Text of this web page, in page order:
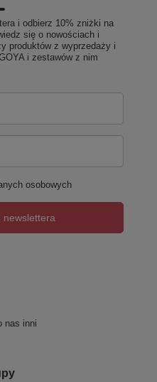
i odbierz 10% zniżki na
się o nowościach i
produktów z wyprzedaży i
i zestawów z nim
osobowych
newslettera
nas inni